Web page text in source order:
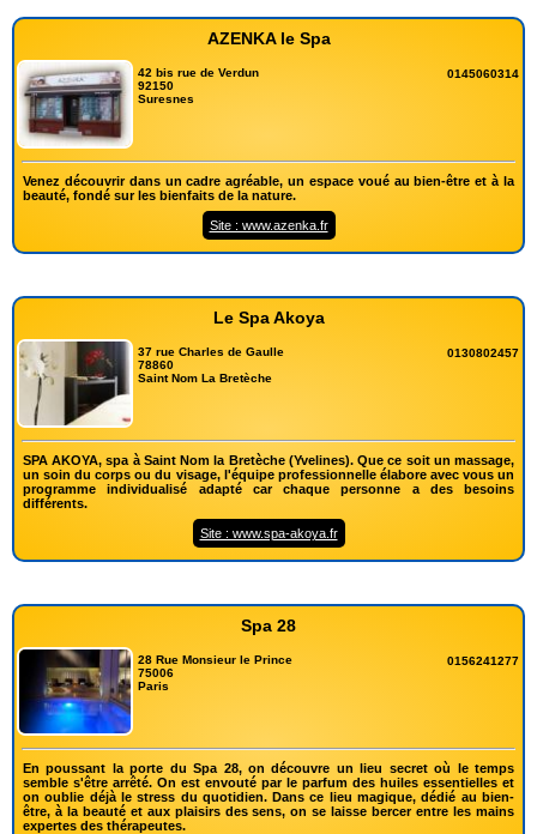
AZENKA le Spa
42 bis rue de Verdun
92150
Suresnes
0145060314
Venez découvrir dans un cadre agréable, un espace voué au bien-être et à la
beauté, fondé sur les bienfaits de la nature.
Site : www.azenka.fr
Le Spa Akoya
37 rue Charles de Gaulle
78860
Saint Nom La Bretèche
0130802457
SPA AKOYA, spa à Saint Nom la Bretèche (Yvelines). Que ce soit un massage,
un soin du corps ou du visage, l'équipe professionnelle élabore avec vous un
programme individualisé adapté car chaque personne a des besoins
différents.
Site : www.spa-akoya.fr
Spa 28
28 Rue Monsieur le Prince
75006
Paris
0156241277
En poussant la porte du Spa 28, on découvre un lieu secret où le temps
semble s'être arrêté. On est envouté par le parfum des huiles essentielles et
on oublie déjà le stress du quotidien. Dans ce lieu magique, dédié au bien-
être, à la beauté et aux plaisirs des sens, on se laisse bercer entre les mains
expertes des thérapeutes.